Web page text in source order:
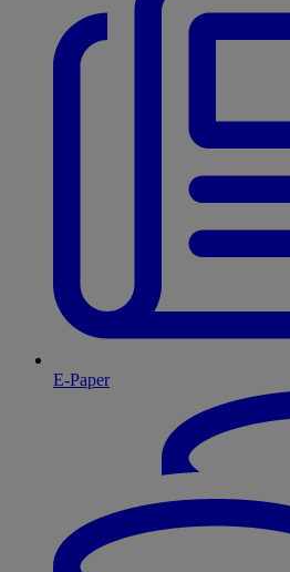
E-Paper